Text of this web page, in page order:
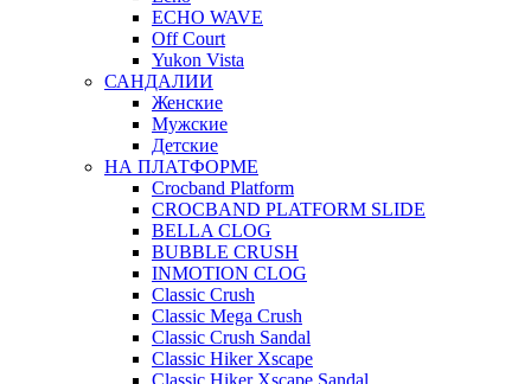
ECHO WAVE
Off Court
Yukon Vista
САНДАЛИИ
Женские
Мужские
Детские
НА ПЛАТФОРМЕ
Crocband Platform
CROCBAND PLATFORM SLIDE
BELLA CLOG
BUBBLE CRUSH
INMOTION CLOG
Classic Crush
Classic Mega Crush
Classic Crush Sandal
Classic Hiker Xscape
Classic Hiker Xscape Sandal